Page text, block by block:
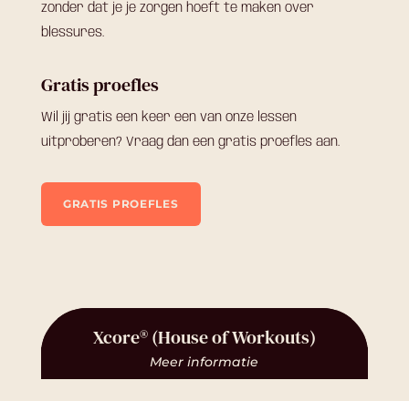
zonder dat je je zorgen hoeft te maken over
blessures.
Gratis proefles
Wil jij gratis een keer een van onze lessen
uitproberen? Vraag dan een gratis proefles aan.
GRATIS PROEFLES
Xcore® (House of Workouts)
Meer informatie